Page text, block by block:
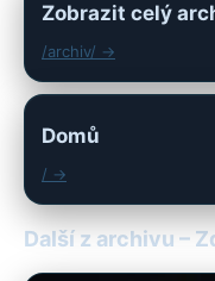
Zobrazit celý
/archiv/ →
Domů
/ →
Další z archivu –